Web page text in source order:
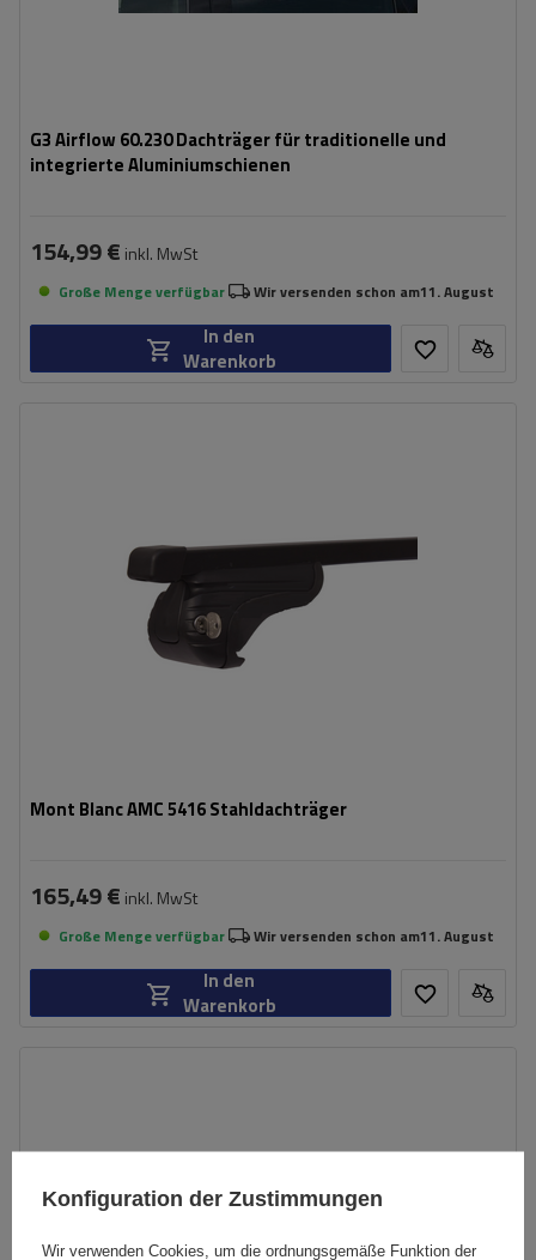
G3 Airflow 60.230 Dachträger für traditionelle und
integrierte Aluminiumschienen
154,99 € inkl. MwSt
Große Menge verfügbar Wir versenden schon am11. August
In den
Warenkorb
Mont Blanc AMC 5416 Stahldachträger
165,49 € inkl. MwSt
Große Menge verfügbar Wir versenden schon am11. August
In den
Warenkorb
Konfiguration der Zustimmungen
Wir verwenden Cookies, um die ordnungsgemäße Funktion der